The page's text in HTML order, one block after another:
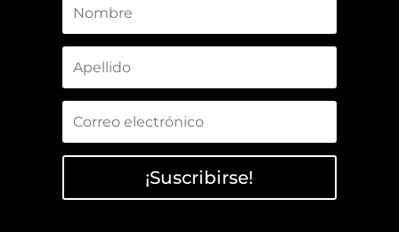
¡Suscribirse!